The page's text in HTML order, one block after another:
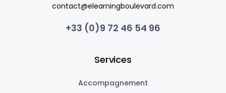
contact@elearningboulevard.com
+33 (0)9 72 46 54 96
Services
Accompagnement